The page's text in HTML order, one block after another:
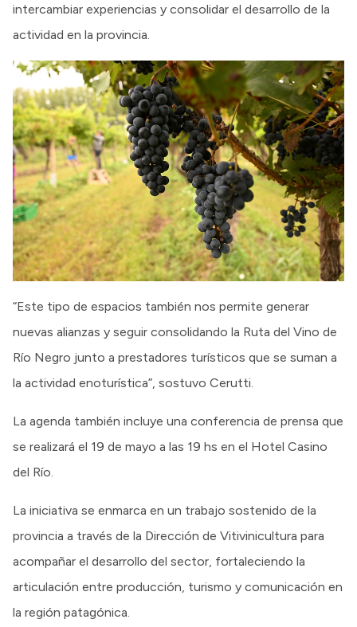
intercambiar experiencias y consolidar el desarrollo de la
actividad en la provincia.
“Este tipo de espacios también nos permite generar
nuevas alianzas y seguir consolidando la Ruta del Vino de
Río Negro junto a prestadores turísticos que se suman a
la actividad enoturística”, sostuvo Cerutti.
La agenda también incluye una conferencia de prensa que
se realizará el 19 de mayo a las 19 hs en el Hotel Casino
del Río.
La iniciativa se enmarca en un trabajo sostenido de la
provincia a través de la Dirección de Vitivinicultura para
acompañar el desarrollo del sector, fortaleciendo la
articulación entre producción, turismo y comunicación en
la región patagónica.